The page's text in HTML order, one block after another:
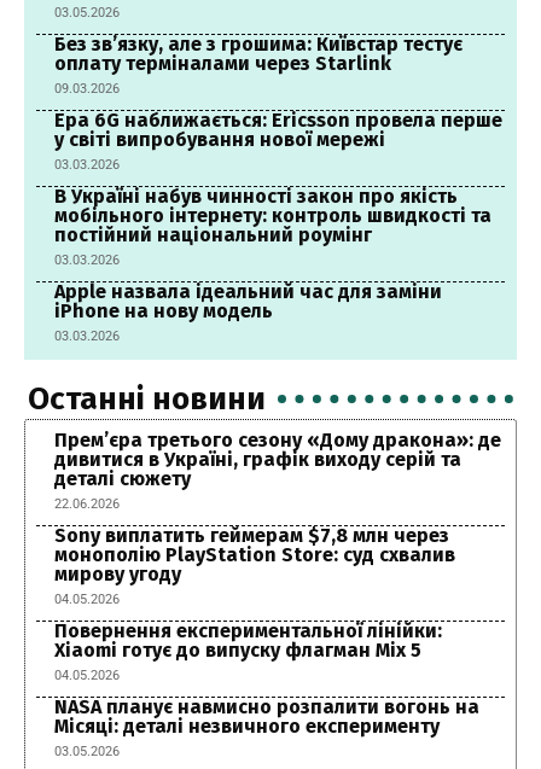
03.05.2026
Без зв’язку, але з грошима: Київстар тестує
оплату терміналами через Starlink
09.03.2026
Ера 6G наближається: Ericsson провела перше
у світі випробування нової мережі
03.03.2026
В Україні набув чинності закон про якість
мобільного інтернету: контроль швидкості та
постійний національний роумінг
03.03.2026
Apple назвала ідеальний час для заміни
iPhone на нову модель
03.03.2026
Останні новини
Прем’єра третього сезону «Дому дракона»: де
дивитися в Україні, графік виходу серій та
деталі сюжету
22.06.2026
Sony виплатить геймерам $7,8 млн через
монополію PlayStation Store: суд схвалив
мирову угоду
04.05.2026
Повернення експериментальної лінійки:
Xiaomi готує до випуску флагман Mix 5
04.05.2026
NASA планує навмисно розпалити вогонь на
Місяці: деталі незвичного експерименту
03.05.2026